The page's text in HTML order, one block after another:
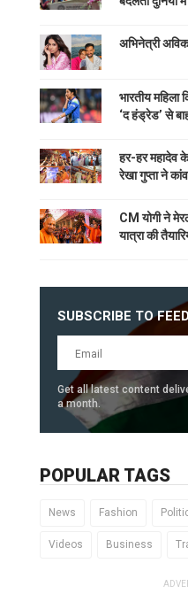
अभिनेत्री
भारतीय महिला
‘द हंड्रेड’ से
हर-हर महादेव
रेखा गुप्ता ने
CM योगी ने
यात्रा की
SUBSCRIBE TO
Get all latest content
a month.
POPULAR TAGS
News Fashion
Videos Business